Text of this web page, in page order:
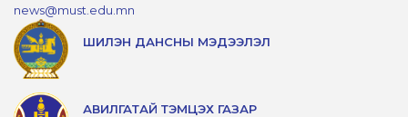
news@must.edu.mn
ШИЛЭН ДАНСНЫ МЭДЭЭЛЭЛ
АВИЛГАТАЙ ТЭМЦЭХ ГАЗАР